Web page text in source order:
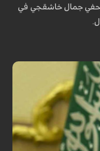
جمال خاشقجي في